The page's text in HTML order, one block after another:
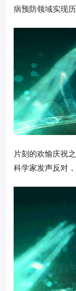
病预防领域实现历
片刻的欢愉庆祝
科学家发声反对